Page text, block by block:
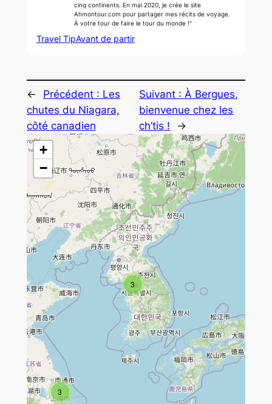
cinq continents. En mai 2020, je crée le site
Ahmontour.com pour partager mes récits de voyage.
À votre tour de faire le tour du monde !"
Travel TipAvant de partir
← Précédent : Les
chutes du Niagara,
côté canadien
Suivant : À Bergues,
bienvenue chez les
ch’tis !
→
Travelers' Map is loading...
If you see this after your page is
loaded completely, leafletJS files
are missing.
3
3
+
−